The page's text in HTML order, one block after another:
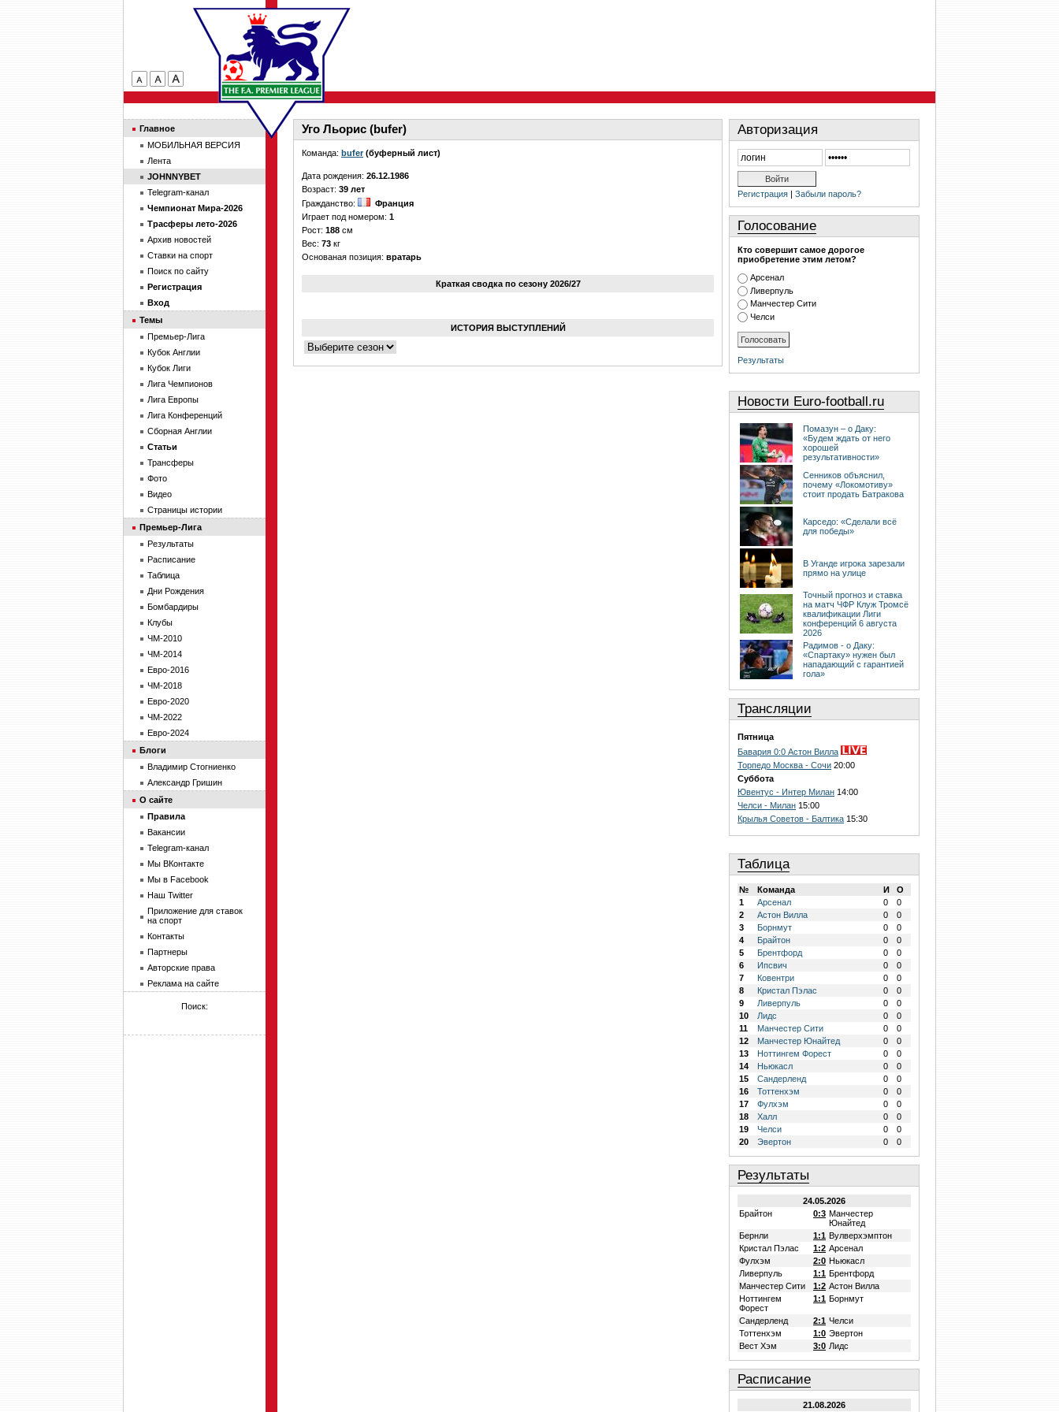
Уго Льорис (bufer)
Команда: bufer(буферный лист)
Дата рождения: 26.12.1986
Возраст: 39 лет
Гражданство:
Франция
Играет под номером: 1
Рост: 188 см
Вес: 73 кг
Основаная позиция: вратарь
Краткая сводка по сезону 2026/27
ИСТОРИЯ ВЫСТУПЛЕНИЙ
Авторизация
Регистрация | Забыли пароль?
Голосование
Кто совершит самое дорогое
приобретение этим летом?
Арсенал
Ливерпуль
Манчестер Сити
Челси
Результаты
Новости Euro-football.ru
Помазун – о Даку:
«Будем ждать от него
хорошей
результативности»
Сенников объяснил,
почему «Локомотиву»
стоит продать Батракова
Карседо: «Сделали всё
для победы»
В Уганде игрока зарезали
прямо на улице
Точный прогноз и ставка
на матч ЧФР Клуж Тромсё
квалификации Лиги
конференций 6 августа
2026
Радимов - о Даку:
«Спартаку» нужен был
нападающий с гарантией
гола»
Трансляции
Пятница
Бавария 0:0 Астон Вилла
Торпедо Москва - Сочи 20:00
Суббота
Ювентус - Интер Милан 14:00
Челси - Милан 15:00
Крылья Советов - Балтика 15:30
Таблица
№ Команда И
О
1
Арсенал 0
0
2
Астон Вилла 0
0
3
Борнмут 0
0
4
Брайтон 0
0
5
Брентфорд 0
0
6
Ипсвич 0
0
7
Ковентри 0
0
8
Кристал Пэлас 0
0
9
Ливерпуль 0
0
10
Лидс 0
0
11
Манчестер Сити 0
0
12
Манчестер Юнайтед 0
0
13
Ноттингем Форест 0
0
14
Ньюкасл 0
0
15
Сандерленд 0
0
16
Тоттенхэм 0
0
17
Фулхэм 0
0
18
Халл 0
0
19
Челси 0
0
20
Эвертон 0 0
Результаты
24.05.2026
Брайтон
0:3 Манчестер
Юнайтед
Бернли
1:1 Вулверхэмптон
Кристал Пэлас
1:2 Арсенал
Фулхэм
2:0 Ньюкасл
Ливерпуль
1:1 Брентфорд
Манчестер Сити
1:2 Астон Вилла
Ноттингем
Форест
1:1 Борнмут
Сандерленд 2:1 Челси
Тоттенхэм
1:0 Эвертон
Вест Хэм
3:0 Лидс
Расписание
21.08.2026
Главное
МОБИЛЬНАЯ ВЕРСИЯ
Лента
JOHNNYBET
Telegram-канал
Чемпионат Мира-2026
Трасферы лето-2026
Архив новостей
Ставки на спорт
Поиск по сайту
Регистрация
Вход
Темы
Премьер-Лига
Кубок Англии
Кубок Лиги
Лига Чемпионов
Лига Европы
Лига Конференций
Сборная Англии
Статьи
Трансферы
Фото
Видео
Страницы истории
Премьер-Лига
Результаты
Расписание
Таблица
Дни Рождения
Бомбардиры
Клубы
ЧМ-2010
ЧМ-2014
Евро-2016
ЧМ-2018
Евро-2020
ЧМ-2022
Евро-2024
Блоги
Владимир Стогниенко
Александр Гришин
О сайте
Правила
Вакансии
Telegram-канал
Мы ВКонтакте
Мы в Facebook
Наш Twitter
Приложение для ставок
на спорт
Контакты
Партнеры
Авторские права
Реклама на сайте
Поиск: